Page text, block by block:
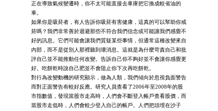
正在導致氣候變遷時，你不太可能直接去車庫把它換成較省油的
車。
如果你是吸菸者，有人告訴你吸菸有害健康，這真的可以幫助你戒
菸嗎？我們非常善於迴避那些不符合我們信念或可能讓我們感覺不
好的訊息。它們可能會讓我們質疑某些事情，但通常這種改變來自
內部，而不是從別人那裡聽到壞消息。這就是為什麼苛責自己和批
評自己並不能推動任何改變。告訴自己你不夠好並不會讓你感覺更
好。吃餅乾時說自己肥並不會阻止你下次再吃餅乾。
對行為改變動機的研究顯示，做為人類，我們傾向於忽視負面警告
而對正面警告有較好反應。研究人員查看了2006年至2008年的股
市指數值，發現當股市走高時，人們會不斷登入帳戶查看股價，而
當股市走低時，人們會較少登入自己的帳戶。人們把頭埋在沙子